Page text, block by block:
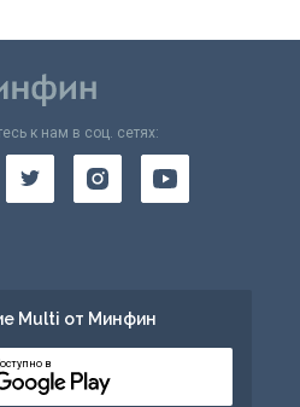
к нам в соц. сетях:
Multi от Минфин
в